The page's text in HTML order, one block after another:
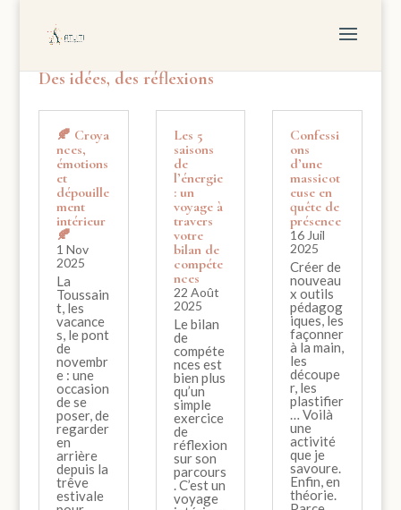
Des idées, des réflexions
🍂 Croya
nces,
émotions
et
dépouille
ment
intérieur
🍂
1 Nov
2025
La
Toussain
t, les
vacance
s, le pont
de
novembr
e : une
occasion
de se
poser, de
regarder
en
arrière
depuis la
trêve
estivale
Les 5
saisons
de
l’énergie
: un
voyage à
travers
votre
bilan de
compéte
nces
22 Août
2025
Le bilan
de
compéte
nces est
bien plus
qu’un
simple
exercice
de
réflexion
sur son
parcours
. C’est un
voyage
Confessi
ons
d’une
massicot
euse en
quête de
présence
16 Juil
2025
Créer de
nouveau
x outils
pédagog
iques, les
façonner
à la main,
les
découpe
r, les
plastifier
… Voilà
une
activité
que je
savoure.
Enfin, en
théorie.